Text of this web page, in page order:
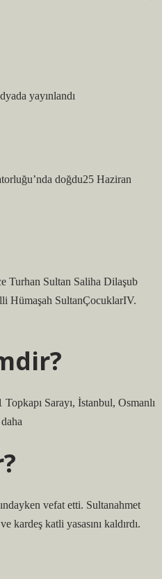
yayınlandı
doğdu25 Haziran
Hümaşah SultanÇocuklarIV.
vefat etti. Sultanahmet
kardeş katli yasasını kaldırdı.